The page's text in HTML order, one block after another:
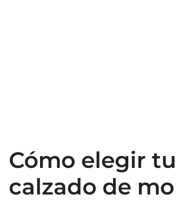
Cómo elegir tu
calzado de